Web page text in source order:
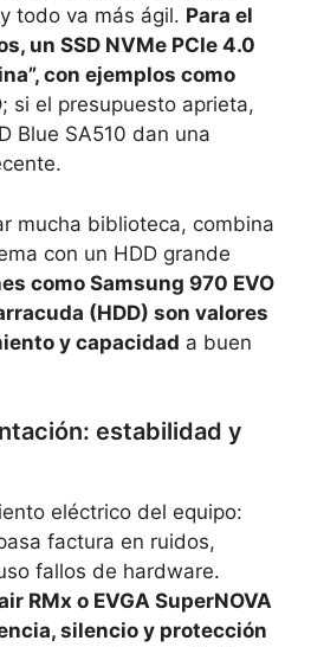
todo va más ágil. Para el
un SSD NVMe PCIe 4.0
con ejemplos como
; si el presupuesto aprieta,
Blue SA510 dan una
mucha biblioteca, combina
con un HDD grande
como Samsung 970 EVO
(HDD) son valores
y capacidad a buen
estabilidad y
eléctrico del equipo:
factura en ruidos,
fallos de hardware.
RMx o EVGA SuperNOVA
silencio y protección